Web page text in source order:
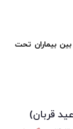
غذای گرم بین بیماران تحت